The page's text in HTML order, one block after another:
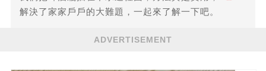
解決了家家戶戶的大難題，一起來了解一下吧。
ADVERTISEMENT